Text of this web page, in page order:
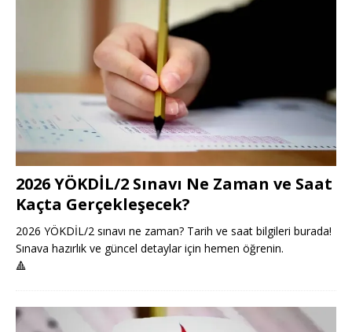
2026 YÖKDİL/2 Sınavı Ne Zaman ve Saat
Kaçta Gerçekleşecek?
2026 YÖKDİL/2 sınavı ne zaman? Tarih ve saat bilgileri burada!
Sınava hazırlık ve güncel detaylar için hemen öğrenin.
🔺